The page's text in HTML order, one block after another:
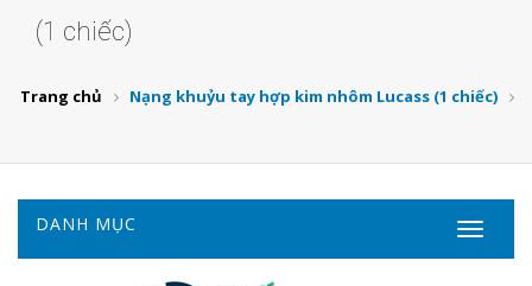
(1 chiếc)
Trang chủ Nạng khuỷu tay hợp kim nhôm Lucass (1 chiếc)
DANH MỤC